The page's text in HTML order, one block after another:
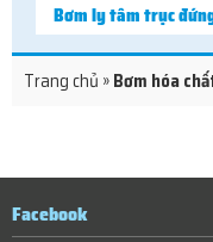
Bơm ly tâm trục
Trang chủ »Bơm hóa
Facebook